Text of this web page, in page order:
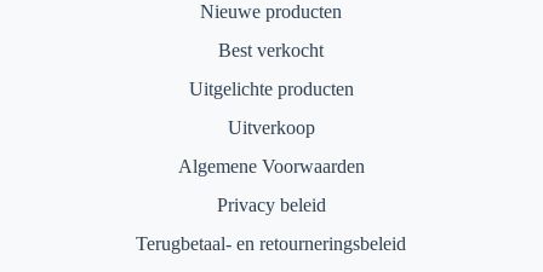
Nieuwe producten
Best verkocht
Uitgelichte producten
Uitverkoop
Algemene Voorwaarden
Privacy beleid
Terugbetaal- en retourneringsbeleid